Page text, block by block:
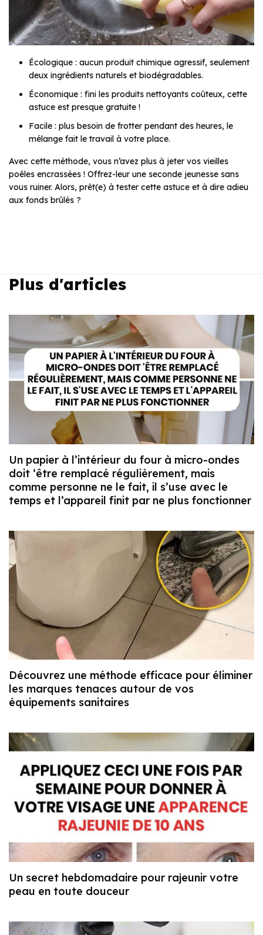
Écologique : aucun produit chimique agressif, seulement
deux ingrédients naturels et biodégradables.
Économique : fini les produits nettoyants coûteux, cette
astuce est presque gratuite !
Facile : plus besoin de frotter pendant des heures, le
mélange fait le travail à votre place.
Avec cette méthode, vous n’avez plus à jeter vos vieilles
poêles encrassées ! Offrez-leur une seconde jeunesse sans
vous ruiner. Alors, prêt(e) à tester cette astuce et à dire adieu
aux fonds brûlés ?
Plus d'articles
Un papier à l’intérieur du four à micro-ondes
doit ‘être remplacé régulièrement, mais
comme personne ne le fait, il s’use avec le
temps et l’appareil finit par ne plus fonctionner
Découvrez une méthode efficace pour éliminer
les marques tenaces autour de vos
équipements sanitaires
Un secret hebdomadaire pour rajeunir votre
peau en toute douceur